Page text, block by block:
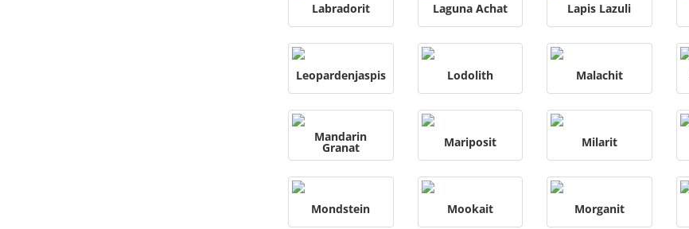
Labradorit Laguna Achat Lapis Lazuli
Leopardenjaspis Lodolith Malachit
Mandarin
Granat Mariposit Milarit
Mondstein Mookait Morganit